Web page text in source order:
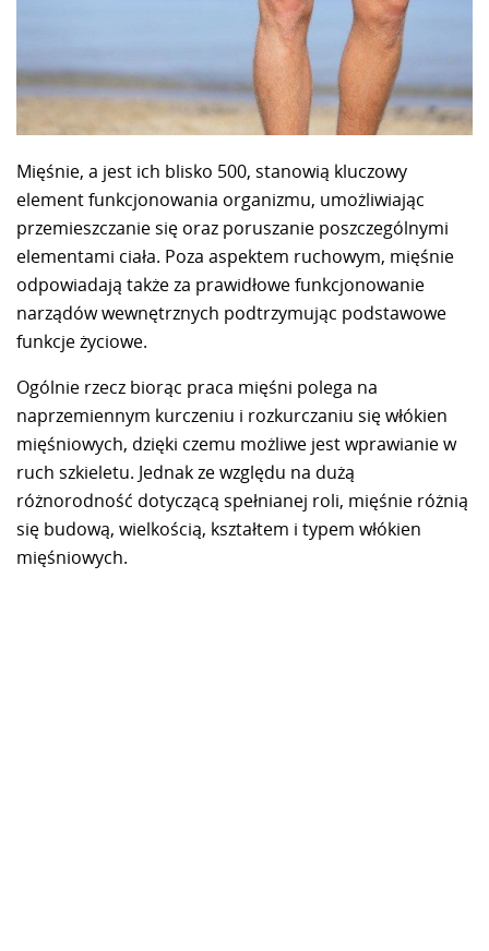
Mięśnie, a jest ich blisko 500, stanowią kluczowy
element funkcjonowania organizmu, umożliwiając
przemieszczanie się oraz poruszanie poszczególnymi
elementami ciała. Poza aspektem ruchowym, mięśnie
odpowiadają także za prawidłowe funkcjonowanie
narządów wewnętrznych podtrzymując podstawowe
funkcje życiowe.
Ogólnie rzecz biorąc praca mięśni polega na
naprzemiennym kurczeniu i rozkurczaniu się włókien
mięśniowych, dzięki czemu możliwe jest wprawianie w
ruch szkieletu. Jednak ze względu na dużą
różnorodność dotyczącą spełnianej roli, mięśnie różnią
się budową, wielkością, kształtem i typem włókien
mięśniowych.